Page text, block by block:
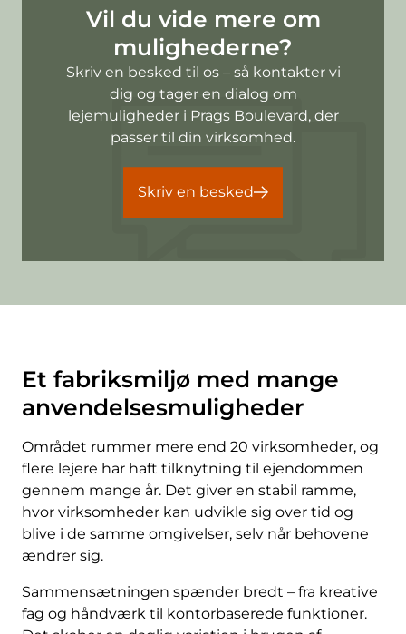
Vil du vide mere om
mulighederne?
Skriv en besked til os – så kontakter vi
dig og tager en dialog om
lejemuligheder i Prags Boulevard, der
passer til din virksomhed.
Skriv en besked
Et fabriksmiljø med mange
anvendelsesmuligheder
Området rummer mere end 20 virksomheder, og
flere lejere har haft tilknytning til ejendommen
gennem mange år. Det giver en stabil ramme,
hvor virksomheder kan udvikle sig over tid og
blive i de samme omgivelser, selv når behovene
ændrer sig.
Sammensætningen spænder bredt – fra kreative
fag og håndværk til kontorbaserede funktioner.